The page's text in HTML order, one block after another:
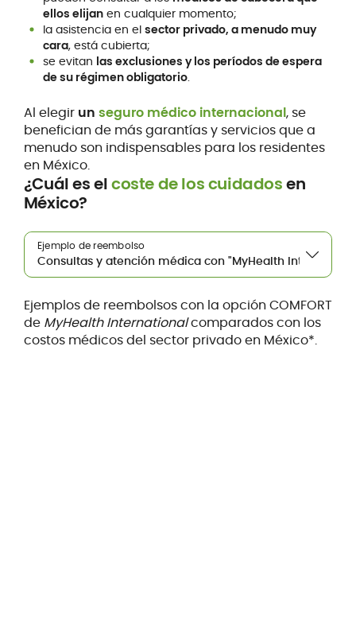
ellos elijanen cualquier momento;
la asistencia en el sector privado, a menudo muy
cara, está cubierta;
se evitan las exclusiones y los períodos de espera
de su régimen obligatorio.
Al elegir un seguro médico internacional, se
benefician de más garantías y servicios que a
menudo son indispensables para los residentes
en México.
¿Cuál es elcoste de los cuidadosen
México?
Ejemplo de reembolso
Ejemplos de reembolsos con la opción COMFORT
de MyHealth Internationalcomparados con los
costos médicos del sector privado en México*.